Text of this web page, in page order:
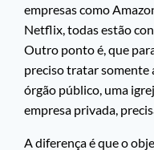
empresas como
Netflix, todas estão
Outro ponto é, que
preciso tratar somente
órgão público, uma
empresa privada,
A diferença é que o